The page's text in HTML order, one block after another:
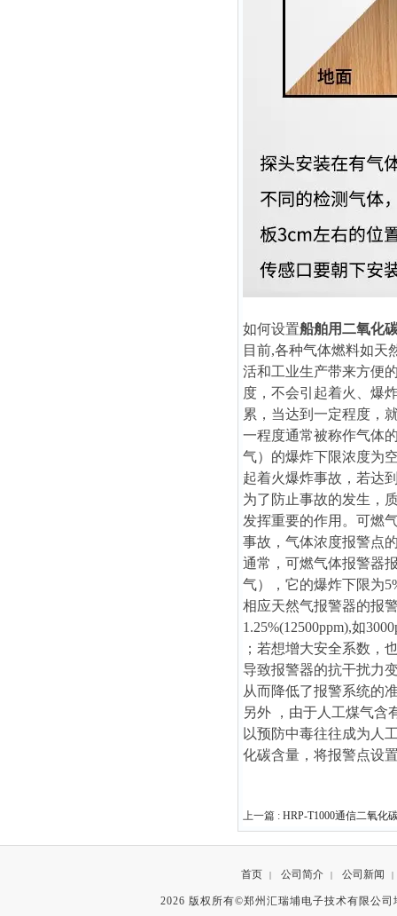
如何设置船舶用二氧化
目前,各种气体燃料如天
活和工业生产带来方便
度，不会引起着火、爆
累，当达到一定程度，
一程度通常被称作气体
气）的爆炸下限浓度为
起着火爆炸事故，若达
为了防止事故的发生，
发挥重要的作用。可燃
事故，气体浓度报警点
通常，可燃气体报警器
气），它的爆炸下限为
相应天然气报警器的报
1.25%(12500ppm),如
；若想增大安全系数，
导致报警器的抗干扰力
从而降低了报警系统的
另外 ，由于人工煤气含
以预防中毒往往成为人
化碳含量，将报警点设
上一篇 : HRP-T1000通信二氧化
首页 | 公司简介 | 公司新闻 |
2026 版权所有©郑州汇瑞埔电子技术有限公